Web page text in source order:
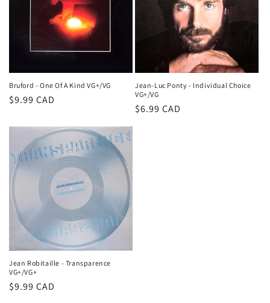
Bruford - One Of A Kind VG+/VG
Prix
$9.99 CAD
Jean-Luc Ponty - Individual Choice
VG+/VG
Prix
$6.99 CAD
Jean Robitaille - Transparence
VG+/VG+
Prix
$9.99 CAD